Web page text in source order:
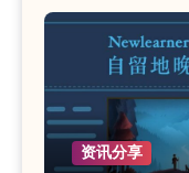
资讯分享